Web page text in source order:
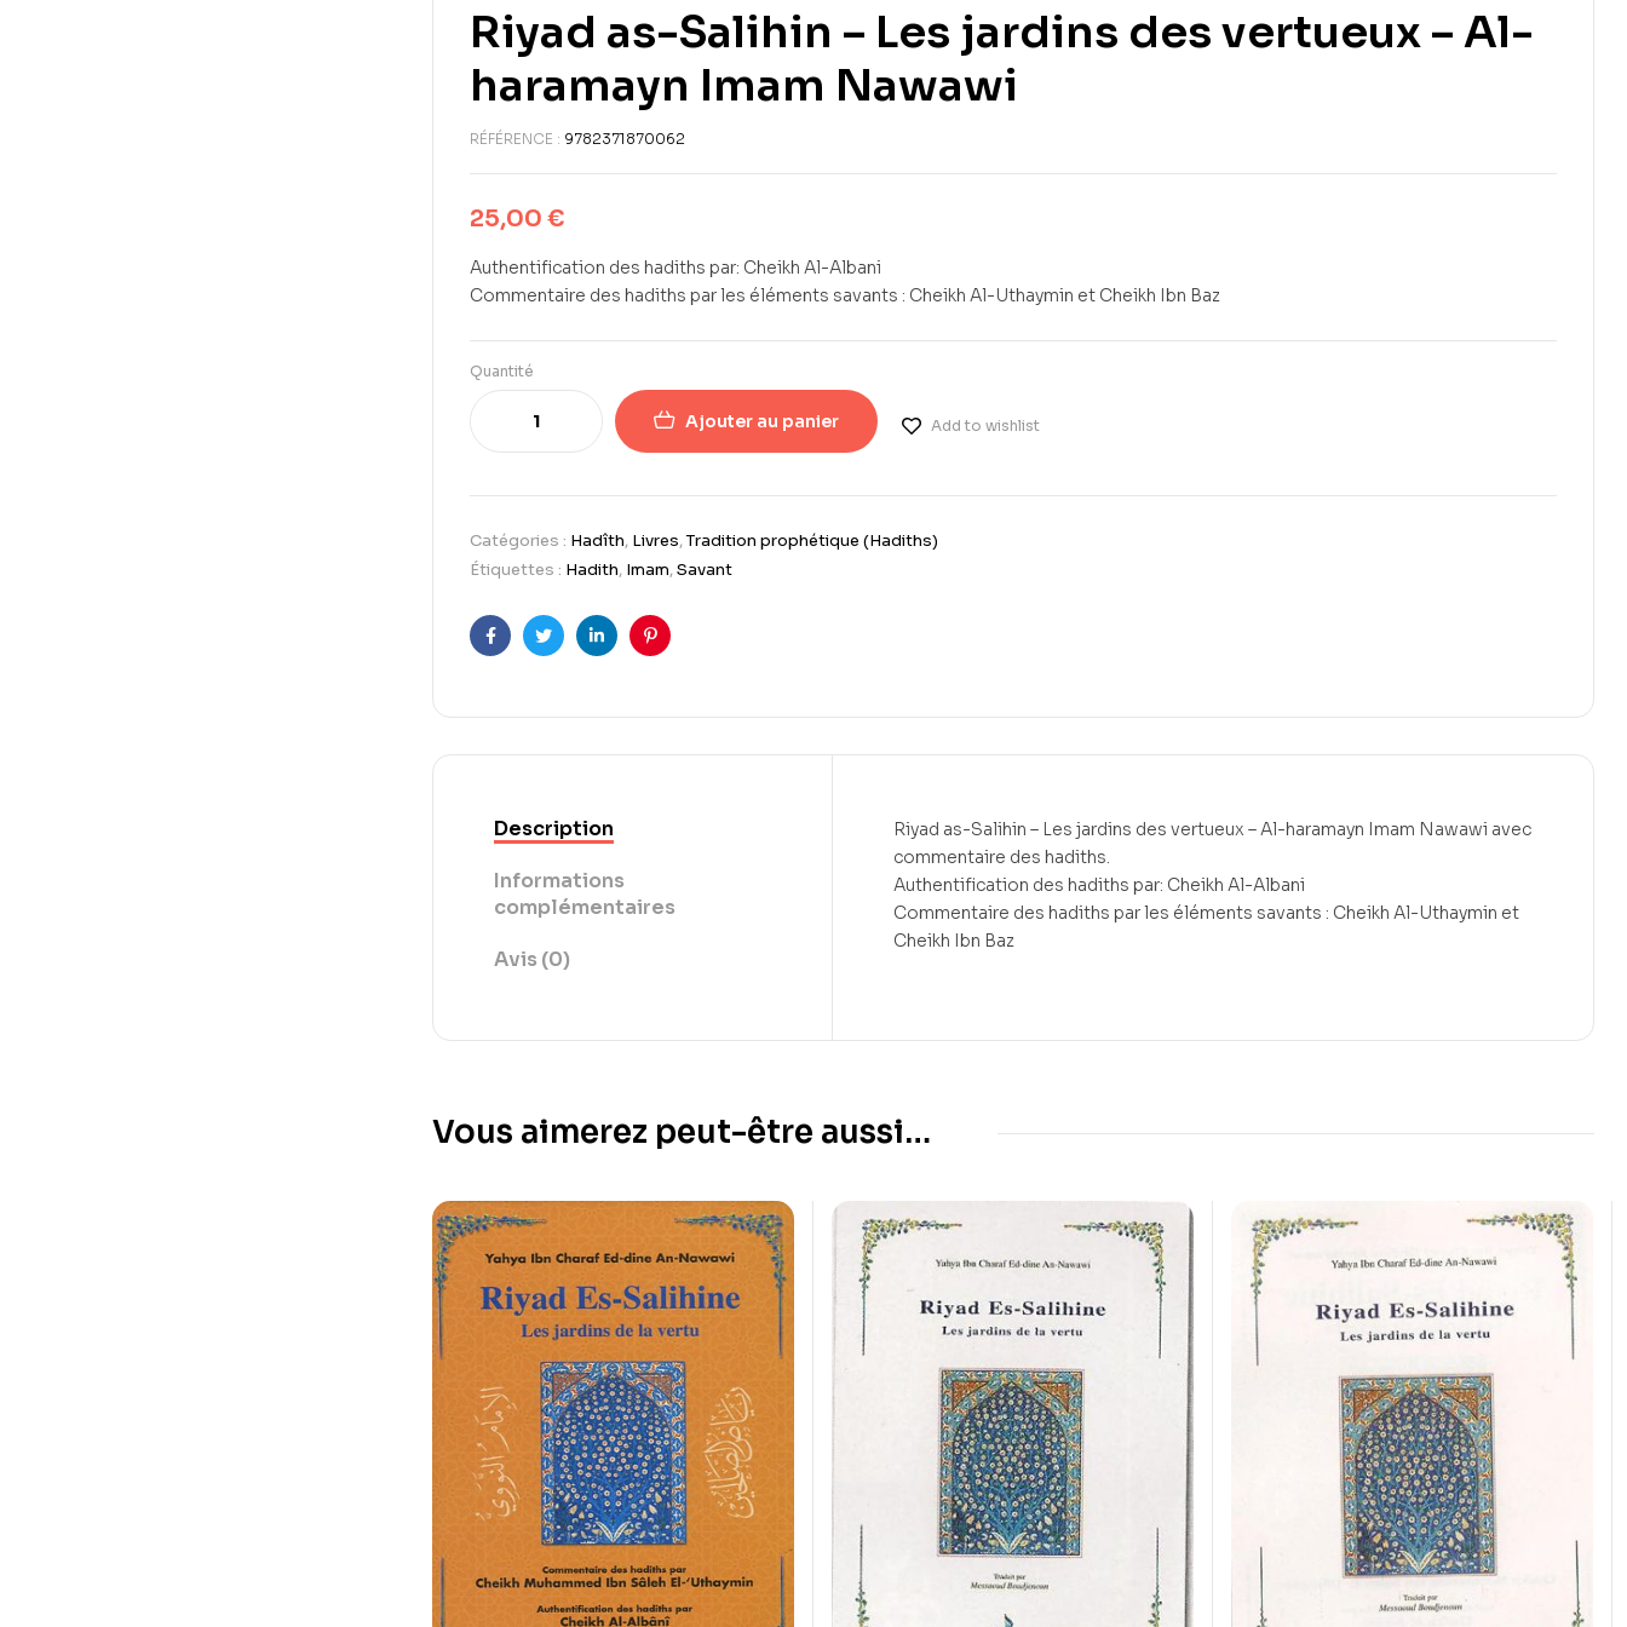
Riyad as-Salihin – Les jardins des vertueux – Al-
haramayn Imam Nawawi
RÉFÉRENCE : 9782371870062
25,00 €
Authentification des hadiths par: Cheikh Al-Albani
Commentaire des hadiths par les éléments savants : Cheikh Al-Uthaymin et Cheikh Ibn Baz
Quantité
Ajouter au panier Add to wishlist
Catégories : Hadîth, Livres,Tradition prophétique (Hadiths)
Étiquettes : Hadith, Imam,Savant
FacebookTwitterLinkedInPinterest
Description
Informations
complémentaires
Avis (0)
Riyad as-Salihin – Les jardins des vertueux – Al-haramayn Imam Nawawi avec
commentaire des hadiths.
Authentification des hadiths par: Cheikh Al-Albani
Commentaire des hadiths par les éléments savants : Cheikh Al-Uthaymin et
Cheikh Ibn Baz
Vous aimerez peut-être aussi…